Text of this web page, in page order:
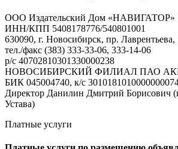
ООО Издательский Дом «НАВИГАТОР»
ИНН/КПП 5408178776/540801001
630090, г. Новосибирск, пр. Лаврентьева,
тел./факс (383) 333-33-06, 333-14-06
р/с 40702810301330000238
НОВОСИБИРСКИЙ ФИЛИАЛ ПАО
БИК 045004740, к/с
Директор Данилин Дмитрий Борисович
Устава)
Платные услуги